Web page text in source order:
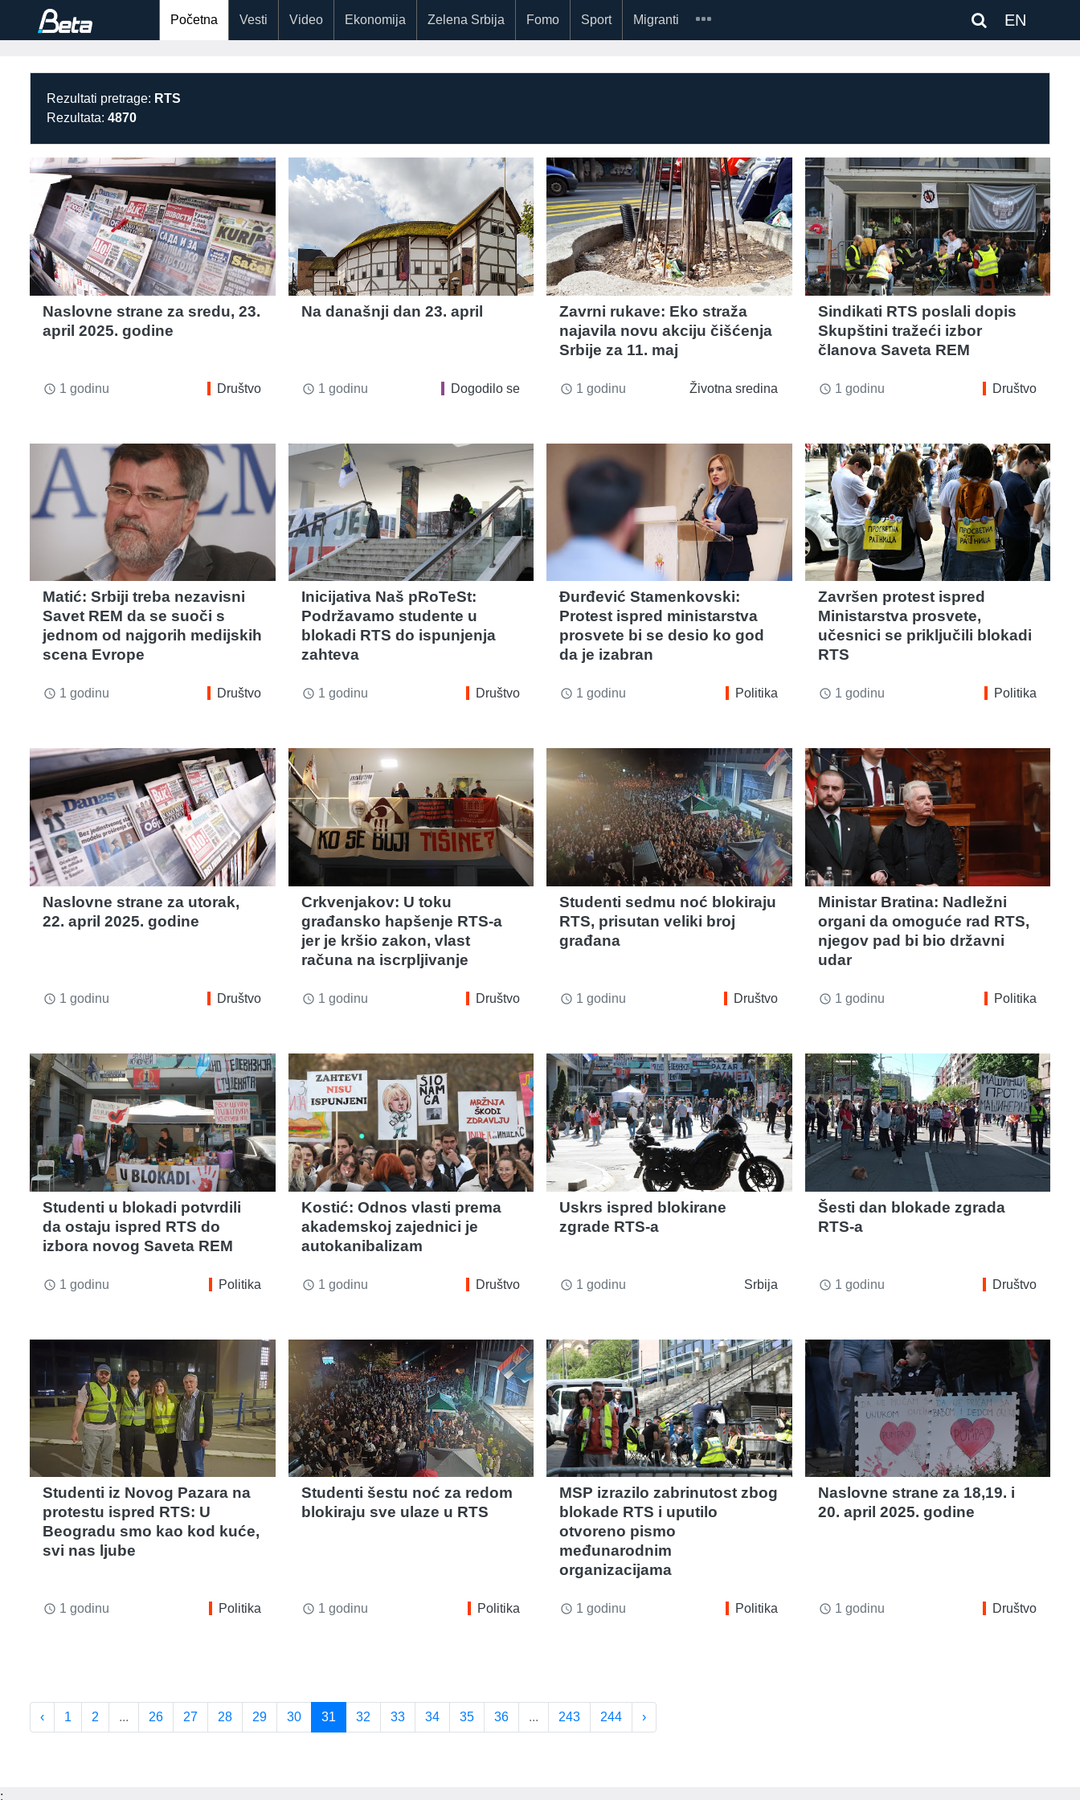
EN
Početna Vesti Video Ekonomija Zelena Srbija Fomo Sport Migranti
Rezultati pretrage: RTS
Rezultata: 4870
Naslovne strane za sredu, 23.
april 2025. godine
access_time 1 godinu Društvo
Na današnji dan 23. april
access_time 1 godinu Dogodilo se
Zavrni rukave: Eko straža
najavila novu akciju čišćenja
Srbije za 11. maj
access_time 1 godinu Životna sredina
Sindikati RTS poslali dopis
Skupštini tražeći izbor
članova Saveta REM
access_time 1 godinu Društvo
Matić: Srbiji treba nezavisni
Savet REM da se suoči s
jednom od najgorih medijskih
scena Evrope
access_time 1 godinu Društvo
Inicijativa Naš pRoTeSt:
Podržavamo studente u
blokadi RTS do ispunjenja
zahteva
access_time 1 godinu Društvo
Đurđević Stamenkovski:
Protest ispred ministarstva
prosvete bi se desio ko god
da je izabran
access_time 1 godinu Politika
Završen protest ispred
Ministarstva prosvete,
učesnici se priključili blokadi
RTS
access_time 1 godinu Politika
Naslovne strane za utorak,
22. april 2025. godine
access_time 1 godinu Društvo
Crkvenjakov: U toku
građansko hapšenje RTS-a
jer je kršio zakon, vlast
računa na iscrpljivanje
access_time 1 godinu Društvo
Studenti sedmu noć blokiraju
RTS, prisutan veliki broj
građana
access_time 1 godinu Društvo
Ministar Bratina: Nadležni
organi da omoguće rad RTS,
njegov pad bi bio državni
udar
access_time 1 godinu Politika
Studenti u blokadi potvrdili
da ostaju ispred RTS do
izbora novog Saveta REM
access_time 1 godinu Politika
Kostić: Odnos vlasti prema
akademskoj zajednici je
autokanibalizam
access_time 1 godinu Društvo
Uskrs ispred blokirane
zgrade RTS-a
access_time 1 godinu Srbija
Šesti dan blokade zgrada
RTS-a
access_time 1 godinu Društvo
Studenti iz Novog Pazara na
protestu ispred RTS: U
Beogradu smo kao kod kuće,
svi nas ljube
access_time 1 godinu Politika
Studenti šestu noć za redom
blokiraju sve ulaze u RTS
access_time 1 godinu Politika
MSP izrazilo zabrinutost zbog
blokade RTS i uputilo
otvoreno pismo
međunarodnim
organizacijama
access_time 1 godinu Politika
Naslovne strane za 18,19. i
20. april 2025. godine
access_time 1 godinu Društvo
‹ 1 2 ... 26 27 28 29 30 31 32 33 34 35 36 ... 243 244 ›
;